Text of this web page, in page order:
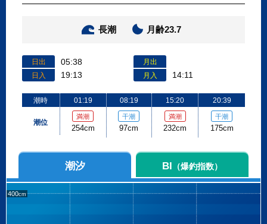
長潮 月齢23.7
日出 05:38
日入 19:13
月出
月入
14:11
潮時
潮位
01:19
満潮
254cm
08:19
干潮
97cm
15:20
満潮
232cm
20:39
干潮
175cm
潮汐 BI （爆釣指数）
400